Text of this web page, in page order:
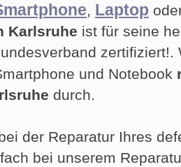
, Laptop
Karlsruhe ist für seine
und Notebook
durch.
der Reparatur Ihres
bei unserem